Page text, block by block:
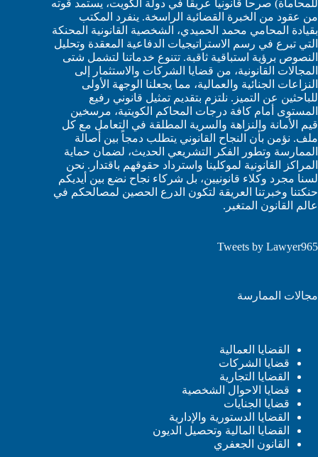
للمحاماة) صرحاً قانونياً عريقاً في دولة الكويت، يستمد قوته
من عقود من الخبرة القضائية الراسخة. ينفرد المكتب
بقيادة المحامي محمد الحميدي، الشخصية القانونية المحنكة
التي تبرع في رسم الاستراتيجيات الدفاعية المعقدة وتحليل
النصوص برؤية استباقية ثاقبة. تتنوع خدماتنا لتشمل شتى
المجالات القانونية، من قضايا الشركات والاستثمار إلى
النزاعات الجنائية والعمالية، مما يجعلنا الوجهة الأولى
للباحثين عن التميز. نلتزم بتقديم تمثيل قانوني رفيع
المستوى أمام كافة درجات المحاكم الكويتية، مرسخين
قيم الأمانة والنزاهة والسرية المطلقة في التعامل مع كل
ملف. نؤمن بأن النجاح القانوني يتطلب دمجاً بين أصالة
الممارسة وتطور الفكر التشريعي الحديث، لضمان حماية
المراكز القانونية لموكلينا واسترداد حقوقهم باقتدار. نحن
لسنا مجرد وكلاء قانونيين، بل شركاء نجاح نضع بين أيديكم
حنكتنا وخبرتنا العريقة لتكون الدرع الحصين لمصالحكم في
عالم القانون المتغير.
Tweets by Lawyer965
مجالات الممارسة
القضايا العمالية
قضايا الشركات
القضايا التجارية
قضايا الاحوال الشخصية
قضايا الجنايات
القضايا الدستورية والإدارية
القضايا المالية وتحصيل الديون
القانون الجعفري